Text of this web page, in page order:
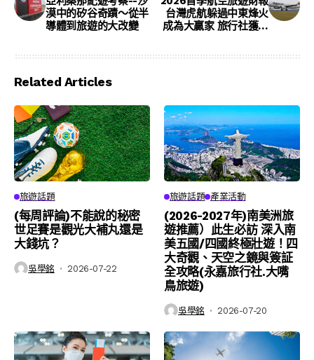
漠中的矽谷奇蹟～從半
導體到旅遊的大改變
台灣虎航躲過中東烽火
成為大贏家 旅行社獲利
Related Articles
旅遊話題
(每周評論)不能說的秘密
世足賽是觀光大補丸還是
大錢坑？
吳學銘 2026-07-22
旅遊話題 產業活動
(2026-2027年)南美洲旅
遊推薦）此生必訪 深入南
美五國/四國終極壯遊！四
大奇觀、天空之鏡與簽証
全攻略(永嘉旅行社.大嘴
鳥旅遊)
吳學銘 2026-07-20